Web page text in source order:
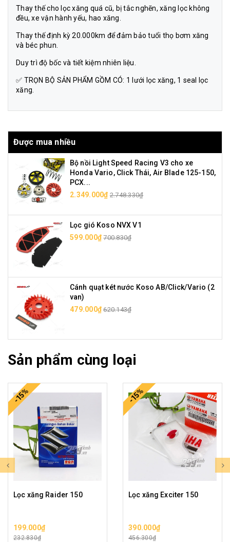
Thay thế cho lọc xăng quá cũ, bị tắc nghẽn, xăng lọc không
đều, xe vận hành yếu, hao xăng.
Thay thế định kỳ 20.000km để đảm bảo tuổi thọ bơm xăng
và béc phun.
Duy trì độ bốc và tiết kiệm nhiên liệu.
✅ TRỌN BỘ SẢN PHẨM GỒM CÓ: 1 lưới lọc xăng, 1 seal lọc
xăng.
Được mua nhiều
Bộ nồi Light Speed Racing V3 cho xe
Honda Vario, Click Thái, Air Blade 125-150,
PCX...
2.349.000₫ 2.748.330₫
Lọc gió Koso NVX V1
599.000₫ 700.830₫
Cánh quạt két nước Koso AB/Click/Vario (2
van)
479.000₫ 620.143₫
Sản phẩm cùng loại
-15%
Lọc xăng Raider 150
199.000₫
232.830₫
-15%
Lọc xăng Exciter 150
390.000₫
456.300₫